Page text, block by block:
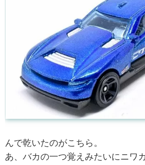
んで乾いたのがこちら。
あ、バカの一つ覚えみたいにニワ